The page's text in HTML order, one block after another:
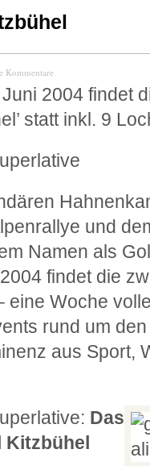
Kommentare
2004 findet
statt inkl. 9
und
Namen als
findet die
eine Woche
rund um
aus Sport,
Das
Kitzbühel